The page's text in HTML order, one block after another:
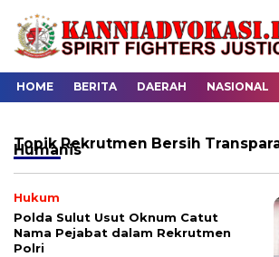
HOME BERITA DAERAH NASIONAL
TopikRekrutmen Bersih
Humanis
Hukum
Polda Sulut Usut Oknum Catut
Nama Pejabat dalam Rekrutmen
Polri